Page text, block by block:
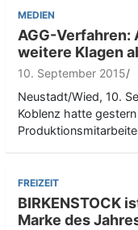
MEDIEN
AGG-
weitere Klagen
10. September 2015
Neustadt/Wied, 10.
Koblenz hatte
FREIZEIT
BIRKENSTOCK
Marke des